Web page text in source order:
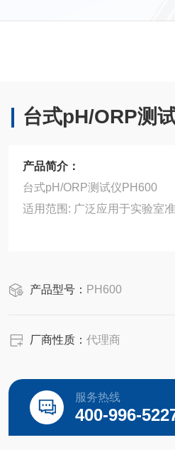
台式pH/ORP测
产品简介：
台式pH/ORP测试仪PH600
适用范围: 广泛应用于实验室
产品型号： PH600
厂商性质： 代理商
服务热线
400-996-